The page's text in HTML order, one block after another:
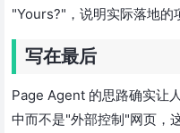
"Yours?"，说明实际落地的
写在最后
Page Agent 的思路确实让
中而不是"外部控制"网页，